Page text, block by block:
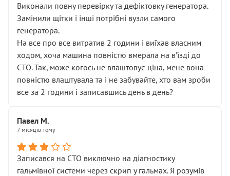
Виконали повну перевірку та дефіктовку генератора.
Замінили щітки і інші потрібні вузли самого
генератора.
На все про все витратив 2 години і виїхав власним
ходом, хоча машина повністю вмерала на вʼїзді до
СТО. Так, може когось не влаштовує ціна, мене вона
повністю влаштувала та і не забувайте, хто вам зроби
все за 2 години і записавшись день в день?
Павел М.
7 місяців тому
Записався на СТО виключно на діагностику
гальмівної системи через скрип у гальмах. Я розумів